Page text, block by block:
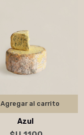
Agregar al carrito
Azul